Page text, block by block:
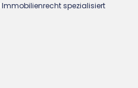
spezialisiert